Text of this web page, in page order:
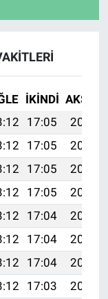
İKINDI AKŞAM
17:05
20:27
17:05
20:26
17:05
20:25
17:05
20:24
17:04
20:23
17:04
20:22
17:04
20:21
17:03
20:20